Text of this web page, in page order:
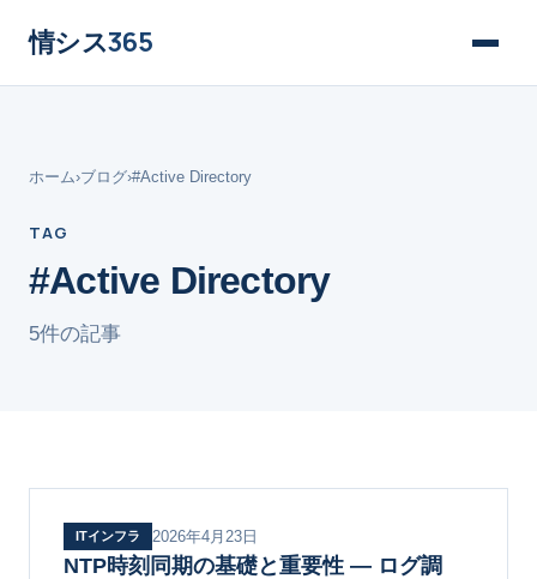
情シス365
ホーム›ブログ›#Active Directory
TAG
#Active Directory
5件の記事
ITインフラ 2026年4月23日
NTP時刻同期の基礎と重要性 ― ログ調